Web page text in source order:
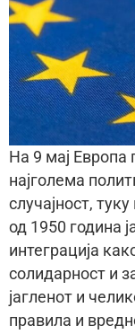
На 9 мај Европа
најголема
случајност,
од 1950 година
интеграција
солидарност и
јагленот и
правила и